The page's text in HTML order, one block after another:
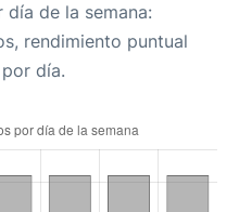
de la semana:
rendimiento puntual
día.